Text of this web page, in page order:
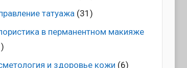
татуажа (31)
в перманентном макияже
и здоровье кожи (6)